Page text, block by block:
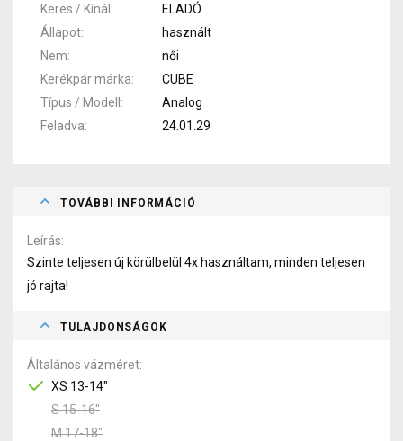
Keres / Kínál
ELADÓ
Állapot
használt
Nem
női
Kerékpár márka
CUBE
Típus / Modell
Analog
Feladva
24.01.29
TOVÁBBI INFORMÁCIÓ
Leírás
Szinte teljesen új körülbelül 4x használtam, minden teljesen
jó rajta!
TULAJDONSÁGOK
Általános vázméret
XS 13-14"
S 15-16"
M 17-18"